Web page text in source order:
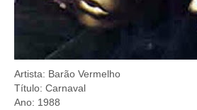
Artista: Barão Vermelho
Título: Carnaval
Ano: 1988